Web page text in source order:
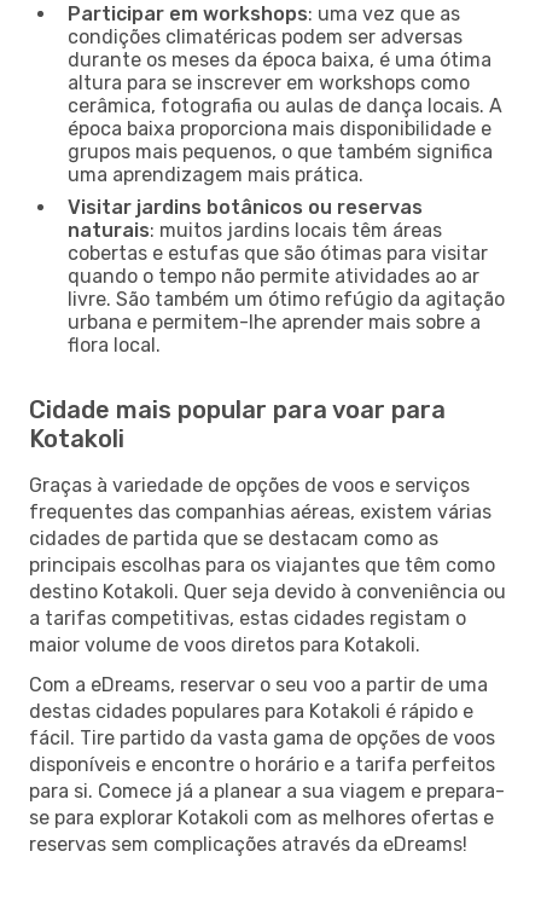
Participar em workshops: uma vez que as
condições climatéricas podem ser adversas
durante os meses da época baixa, é uma ótima
altura para se inscrever em workshops como
cerâmica, fotografia ou aulas de dança locais. A
época baixa proporciona mais disponibilidade e
grupos mais pequenos, o que também significa
uma aprendizagem mais prática.
Visitar jardins botânicos ou reservas
naturais: muitos jardins locais têm áreas
cobertas e estufas que são ótimas para visitar
quando o tempo não permite atividades ao ar
livre. São também um ótimo refúgio da agitação
urbana e permitem-lhe aprender mais sobre a
flora local.
Cidade mais popular para voar para
Kotakoli
Graças à variedade de opções de voos e serviços
frequentes das companhias aéreas, existem várias
cidades de partida que se destacam como as
principais escolhas para os viajantes que têm como
destino Kotakoli. Quer seja devido à conveniência ou
a tarifas competitivas, estas cidades registam o
maior volume de voos diretos para Kotakoli.
Com a eDreams, reservar o seu voo a partir de uma
destas cidades populares para Kotakoli é rápido e
fácil. Tire partido da vasta gama de opções de voos
disponíveis e encontre o horário e a tarifa perfeitos
para si. Comece já a planear a sua viagem e prepara-
se para explorar Kotakoli com as melhores ofertas e
reservas sem complicações através da eDreams!